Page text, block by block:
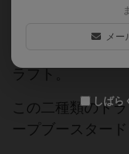
「世界の七不思
と、「もっとホ
ラフト。
この二種類のド
ープブースター
メー
しばら